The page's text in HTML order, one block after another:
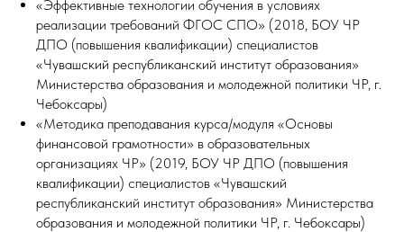
«Эффективные технологии обучения в условиях
реализации требований ФГОС СПО» (2018, БОУ ЧР
ДПО (повышения квалификации) специалистов
«Чувашский республиканский институт образования»
Министерства образования и молодежной политики ЧР, г.
Чебоксары)
«Методика преподавания курса/модуля «Основы
финансовой грамотности» в образовательных
организациях ЧР» (2019, БОУ ЧР ДПО (повышения
квалификации) специалистов «Чувашский
республиканский институт образования» Министерства
образования и молодежной политики ЧР, г. Чебоксары)